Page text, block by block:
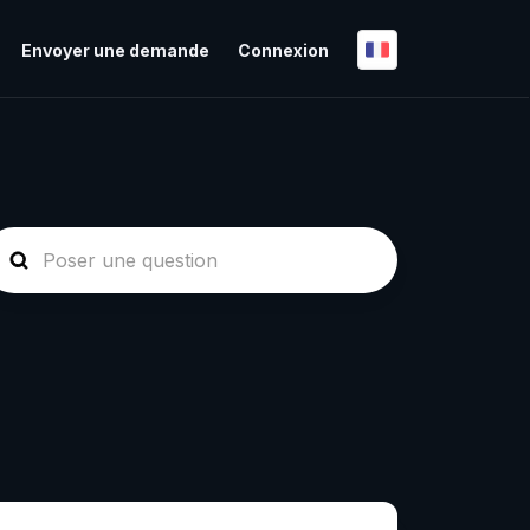
Envoyer une demande Connexion